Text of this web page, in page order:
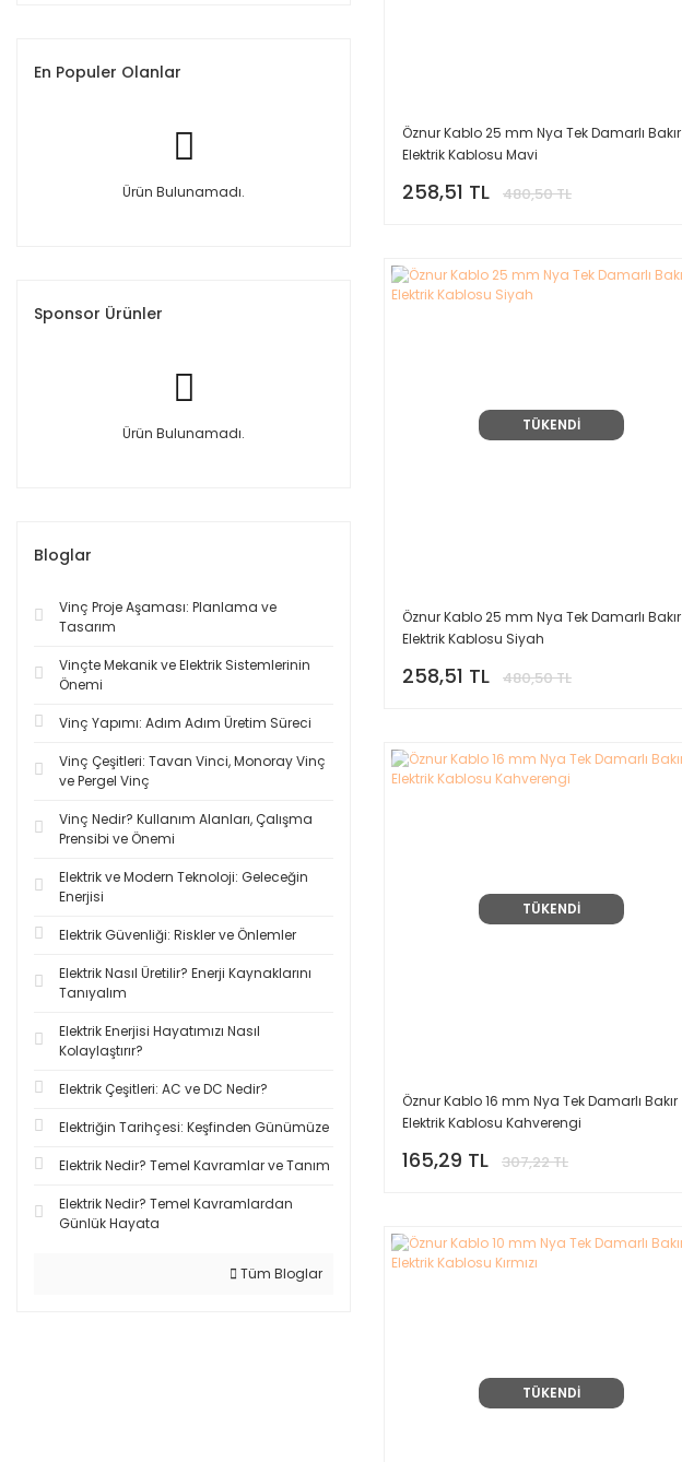
En Populer Olanlar
Ürün Bulunamadı.
Sponsor Ürünler
Ürün Bulunamadı.
Bloglar
Vinç Proje Aşaması: Planlama ve
Tasarım
Vinçte Mekanik ve Elektrik Sistemlerinin
Önemi
Vinç Yapımı: Adım Adım Üretim Süreci
Vinç Çeşitleri: Tavan Vinci, Monoray Vinç
ve Pergel Vinç
Vinç Nedir? Kullanım Alanları, Çalışma
Prensibi ve Önemi
Elektrik ve Modern Teknoloji: Geleceğin
Enerjisi
Elektrik Güvenliği: Riskler ve Önlemler
Elektrik Nasıl Üretilir? Enerji Kaynaklarını
Tanıyalım
Elektrik Enerjisi Hayatımızı Nasıl
Kolaylaştırır?
Elektrik Çeşitleri: AC ve DC Nedir?
Elektriğin Tarihçesi: Keşfinden Günümüze
Elektrik Nedir? Temel Kavramlar ve Tanım
Elektrik Nedir? Temel Kavramlardan
Günlük Hayata
Tüm Bloglar
Öznur Kablo 25 mm Nya Tek Damarlı Bakır
Elektrik Kablosu Mavi
258,51 TL 480,50 TL
TÜKENDİ
Öznur Kablo 25 mm Nya Tek Damarlı Bakır
Elektrik Kablosu Siyah
258,51 TL 480,50 TL
TÜKENDİ
Öznur Kablo 16 mm Nya Tek Damarlı Bakır
Elektrik Kablosu Kahverengi
165,29 TL 307,22 TL
TÜKENDİ